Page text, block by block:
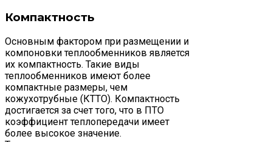
Компактность
Основным фактором при размещении и
компоновки теплообменников является
их компактность. Такие виды
теплообменников имеют более
компактные размеры, чем
кожухотрубные (КТТО). Компактность
достигается за счет того, что в ПТО
коэффициент теплопередачи имеет
более высокое значение.